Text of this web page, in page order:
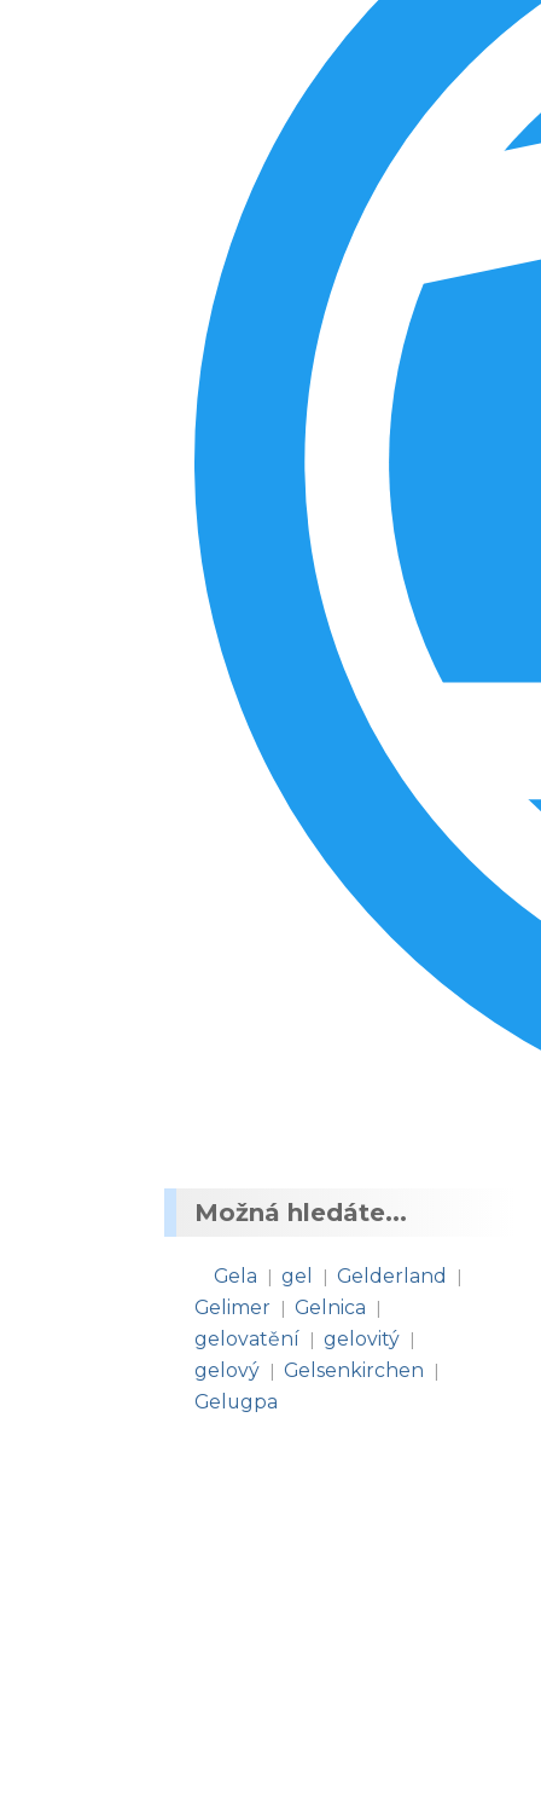
Možná hledáte...
Gela | gel | Gelderland |
Gelimer | Gelnica |
gelovatění | gelovitý |
gelový | Gelsenkirchen |
Gelugpa